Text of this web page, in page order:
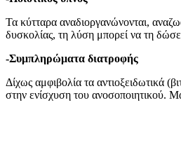
Τα κύτταρα αναδιοργανώνονται,
δυσκολίας, τη λύση μπορεί να τη
-Συμπληρώματα διατροφής
Δίχως αμφιβολία τα αντιοξειδωτικά
στην ενίσχυση του ανοσοποιητικού.